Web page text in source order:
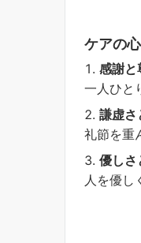
ケアの心
感謝と
一人ひと
謙虚さ
礼節を重
優しさ
人を優し